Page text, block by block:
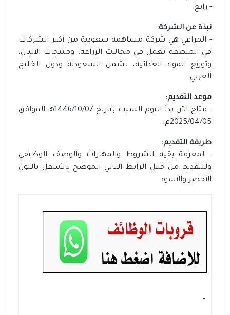
- رابغ.
نبذة عن الشركة:
- المراعي هي شركة مساهمة سعودية من أكبر الشركات
في المنطقة تعمل في مجالات الزراعة، ومنتجات الألبان،
وتوزيع المواد الغذائية، تشمل السعودية ودول الخليج
العربي.
موعد التقديم:
- متاح الآن بدأ اليوم السبت بتاريخ 1446/10/07هـ الموافق
2025/04/05م.
طريقة التقديم:
- لمعرفة بقية الشروط والمهارات والوصف الوظيفي
وللتقديم من خلال الرابط التالي الموضح بالأسفل باللون
الأخضر والأسود
- ‏